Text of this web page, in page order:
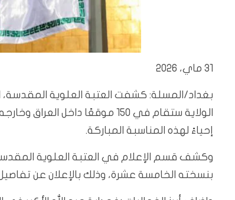
31 ماي، 2026
بغداد/المسلة: كشفت العتبة العلوية المقدسة،
الولاية ستقام في 150 موقعًا
إحياءً لهذه المناسبة المباركة.
وكشف قسم الإعلام في العتبة العلوية
بنسخته الخامسة عشرة، وذلك بالإعلان عن